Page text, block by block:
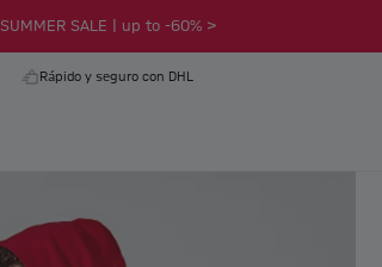
SUMMER SALE | up to -60% >
Rápido y seguro con DHL